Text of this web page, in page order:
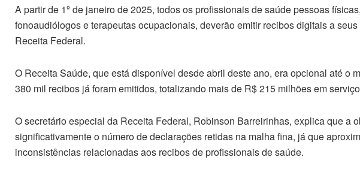
A partir de 1º de janeiro de 2025, todos os profissionais de saúde pessoas
fonoaudiólogos e terapeutas ocupacionais, deverão emitir recibos digitais a
Receita Federal.
O Receita Saúde, que está disponível desde abril deste ano, era opcional até o
380 mil recibos já foram emitidos, totalizando mais de R$ 215 milhões em
O secretário especial da Receita Federal, Robinson Barreirinhas, explica que a
significativamente o número de declarações retidas na malha fina, já que
inconsistências relacionadas aos recibos de profissionais de saúde.